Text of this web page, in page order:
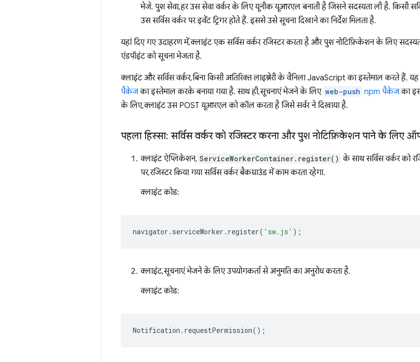
भेजे. पुश सेवा, हर उस सेवा वर्कर के लिए यूनीक यूआरएल बनाती है जिसने सदस्यता ली है. किसी
उस सर्विस वर्कर पर इवेंट ट्रिगर होते हैं. इससे उसे सूचना दिखाने का निर्देश मिलता है.
यहां दिए गए उदाहरण में, क्लाइंट एक सर्विस वर्कर रजिस्टर करता है और पुश नोटिफ़िकेशन के लिए
एंडपॉइंट को सूचना भेजता है.
क्लाइंट और सर्विस वर्कर, बिना किसी अतिरिक्त लाइब्रेरी के वैनिला JavaScript का इस्तेमाल करते हैं. यह
पैकेजका इस्तेमाल करके बनाया गया है. साथ ही, सूचनाएं भेजने के लिए web-push npm पैकेजका
के लिए, क्लाइंट उस POST यूआरएल को कॉल करता है जिसे सर्वर ने दिखाया है.
पहला हिस्सा: सर्विस वर्कर को रजिस्टर करना और पुश नोटिफ़िकेशन पाने के लिए
क्लाइंट ऐप्लिकेशन, ServiceWorkerContainer.register() के साथ सर्विस वर्कर को
पर, रजिस्टर किया गया सर्विस वर्कर बैकग्राउंड में काम करता रहेगा.
क्लाइंट कोड:
navigator . serviceWorker . register( 'sw.js' );
क्लाइंट, सूचनाएं भेजने के लिए उपयोगकर्ता से अनुमति का अनुरोध करता है.
क्लाइंट कोड:
Notification . requestPermission();